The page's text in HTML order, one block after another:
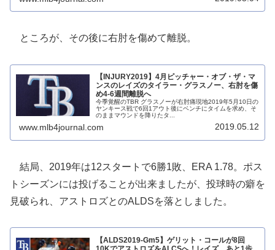
ところが、その後に右肘を傷めて離脱。
【INJURY2019】4月ピッチャー・オブ・ザ・マ
ンスのレイズのタイラー・グラスノー、右肘を傷
め4-6週間離脱へ
今季覚醒のTBR グラスノーが右肘痛現地2019年5月10日の
ヤンキース戦で6回1アウト後にベンチにタイムを求め、そ
のままマウンドを降りたタ...
www.mlb4journal.com 2019.05.12
結局、2019年は12スタートで6勝1敗、ERA 1.78。ポス
トシーズンには投げることが出来ましたが、投球時の癖を
見破られ、アストロズとのALDSを落としました。
【ALDS2019-Gm5】ゲリット・コールが8回